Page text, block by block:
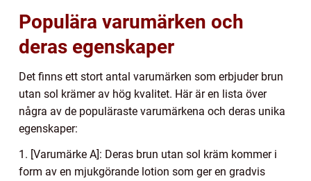
Populära varumärken och
deras egenskaper
Det finns ett stort antal varumärken som erbjuder brun
utan sol krämer av hög kvalitet. Här är en lista över
några av de populäraste varumärkena och deras unika
egenskaper:
1. [Varumärke A]: Deras brun utan sol kräm kommer i
form av en mjukgörande lotion som ger en gradvis